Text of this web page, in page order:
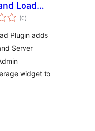
Load
(0টা
মুঠ)
Plugin adds
Server
widget to